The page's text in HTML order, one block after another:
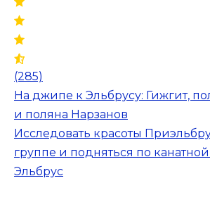
(285)
На джипе к Эльбрусу: Гижгит,
и поляна Нарзанов
Исследовать красоты
группе и подняться по
Эльбрус